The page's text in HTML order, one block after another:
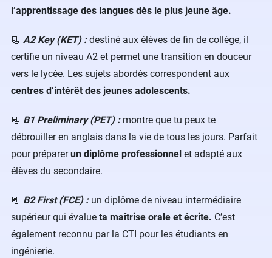
l’apprentissage des langues dès le plus jeune âge.
📃 A2 Key (KET) :destiné aux élèves de fin de collège, il
certifie un niveau A2 et permet une transition en douceur
vers le lycée. Les sujets abordés correspondent aux
centres d’intérêt des jeunes adolescents.
📃 B1 Preliminary (PET) :montre que tu peux te
débrouiller en anglais dans la vie de tous les jours. Parfait
pour préparerun diplôme professionnel et adapté aux
élèves du secondaire.
📃 B2 First (FCE) : un diplôme de niveau intermédiaire
supérieur qui évalue ta maîtrise orale et écrite. C’est
également reconnu par la CTI pour les étudiants en
ingénierie.